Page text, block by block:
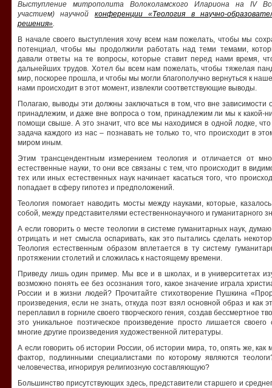
Выступление митрополита Волоколамского Илариона на IV
участием) научной конференции «Теология в научно-
решения».
В начале своего выступления хочу всем нам пожелать, чтобы мы
потенциал, чтобы мы продолжили работать над теми темами,
давали ответы на те вопросы, которые ставит перед нами время,
дальнейших трудов. Хотел бы всем нам пожелать, чтобы тяжелая
мир, поскорее прошла, и чтобы мы могли благополучно вернуться к
нами происходит в этот момент, извлекли соответствующие выводы.
Полагаю, выводы эти должны заключаться в том, что вне зависимости
принадлежим, и даже вне вопроса о том, принадлежим ли мы к какой-
помощи свыше. А это значит, что все мы находимся в одной лодке,
задача каждого из нас – познавать не только то, что происходит в
миром иным.
Этим трансцендентным измерением теология и отличается от
естественные науки, то они все связаны с тем, что происходит в
тех или иных естественных наук начинает касаться того, что
попадает в сферу гипотез и предположений.
Теология помогает наводить мосты между науками, которые,
собой, между представителями естественнонаучного и гуманитарного
А если говорить о месте теологии в системе гуманитарных наук,
отрицать и нет смысла оспаривать, как это пытались сделать
Теология естественным образом вплетается в ту систему
протяжении столетий и сложилась к настоящему времени.
Приведу лишь один пример. Мы все и в школах, и в университетах
возможно понять ее без осознания того, какое значение играла
России и в жизни людей? Прочитайте стихотворение Пушкина
произведения, если не знать, откуда поэт взял основной образ и как
переплавил в горниле своего творческого гения, создав бессмертное
это уникальное поэтическое произведение просто лишается
многие другие произведения художественной литературы.
А если говорить об истории России, об истории мира, то, опять же,
фактор, подлинными специалистами по которому являются
человечества, игнорируя религиозную составляющую?
Большинство присутствующих здесь, представители старшего и